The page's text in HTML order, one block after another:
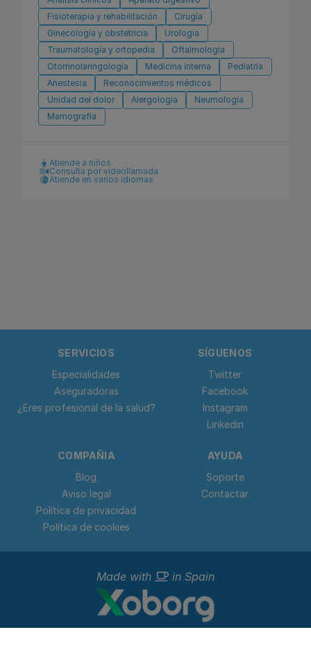
Fisioterapia y rehabilitación
Cirugía
Ginecología y obstetricia
Urología
Traumatología y ortopedia
Oftalmología
Otorrinolaringología
Medicina interna
Pediatría
Anestesia
Reconocimientos médicos
Unidad del dolor
Alergología
Neumología
Mamografía
Atiende a niños
Consulta por videollamada
Atiende en varios idiomas
SERVICIOS
Especialidades
Aseguradoras
¿Eres profesional de la salud?
SÍGUENOS
Twitter
Facebook
Instagram
Linkedin
COMPAÑIA
Blog
Aviso legal
Política de privacidad
Política de cookies
AYUDA
Soporte
Contactar
Made with in Spain